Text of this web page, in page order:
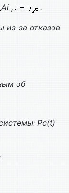
Аi , .
из-за отказов
об
Pс(t)